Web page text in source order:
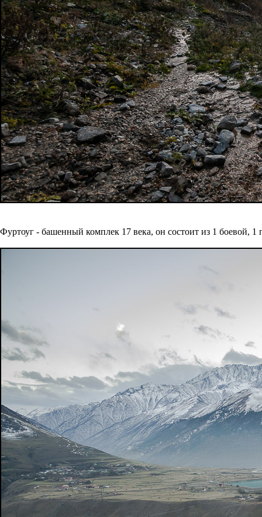
Фуртоуг - башенный комплек 17 века, он состоит из 1 боевой,